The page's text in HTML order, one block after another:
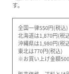
す。
全国一律550円(税込)
北海道は1,870円(税
沖縄県は1,980円(税
東北は770円(税込)
※お買い上げ金額